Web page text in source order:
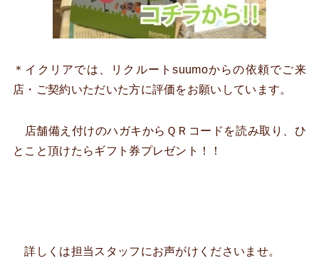
＊イクリアでは、リクルートsuumoからの依頼でご来
店・ご契約いただいた方に評価をお願いしています。
店舗備え付けのハガキからＱＲコードを読み取り、ひ
とこと頂けたらギフト券プレゼント！！
詳しくは担当スタッフにお声がけくださいませ。